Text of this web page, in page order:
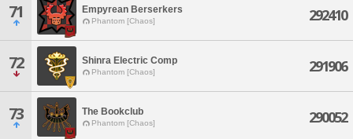
71 Empyrean Berserkers
Phantom [Chaos] 292410
72 Shinra Electric Comp
Phantom [Chaos] 291906
73 The Bookclub
Phantom [Chaos] 290052